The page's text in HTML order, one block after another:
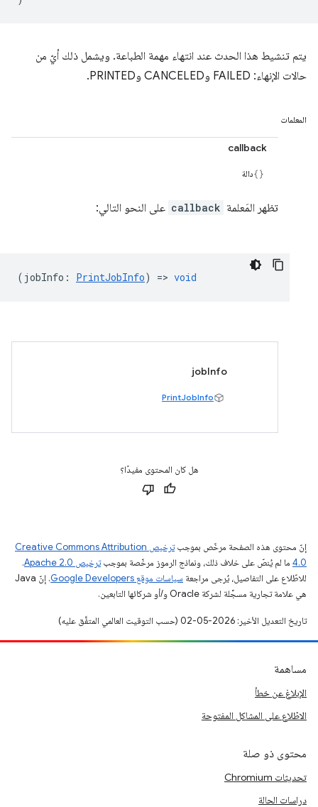
يتم تنشيط هذا الحدث عند انتهاء مهمة الطباعة. ويشمل ذلك أيّ من
حالات الإنهاء: FAILED وCANCELED وPRINTED.
المعلمات
callback
دالة
تظهر المَعلمة callback على النحو التالي:
( jobInfo : PrintJobInfo) => void
jobInfo
PrintJobInfo
هل كان المحتوى مفيدًا؟
إنّ محتوى هذه الصفحة مرخّص بموجب
ترخيص Creative Commons Attribution
4.0‏ ما لم يُنصّ على خلاف ذلك، ونماذج الرموز مرخّصة بموجبترخيص Apache 2.0‏
.
للاطّلاع على التفاصيل، يُرجى مراجعة سياسات موقع Google Developers‏
. إنّ Java
هي علامة تجارية مسجَّلة لشركة Oracle و/أو شركائها التابعين.
تاريخ التعديل الأخير: 2026-05-02 (حسب التوقيت العالمي المتفَّق عليه)
مساهمة
الإبلاغ عن خطأ
الاطّلاع على المشاكل المفتوحة
محتوى ذو صلة
تحديثات Chromium
دراسات الحالة